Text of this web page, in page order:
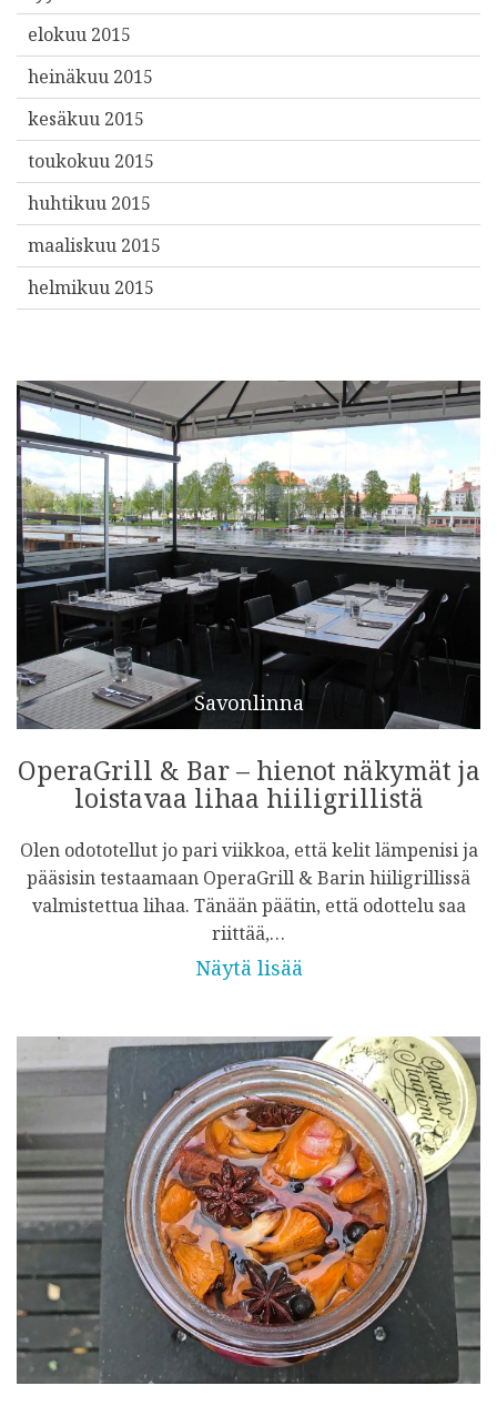
elokuu 2015
heinäkuu 2015
kesäkuu 2015
toukokuu 2015
huhtikuu 2015
maaliskuu 2015
helmikuu 2015
Savonlinna
OperaGrill & Bar – hienot näkymät ja
loistavaa lihaa hiiligrillistä
Olen odototellut jo pari viikkoa, että kelit lämpenisi ja
pääsisin testaamaan OperaGrill & Barin hiiligrillissä
valmistettua lihaa. Tänään päätin, että odottelu saa
riittää,…
Näytä lisää